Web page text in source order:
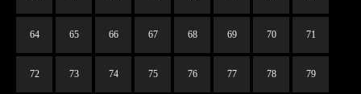
64 65 66 67 68 69 70 71
72 73 74 75 76 77 78 79